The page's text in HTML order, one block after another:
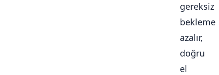
gereksiz
bekleme
azalır,
doğru
el